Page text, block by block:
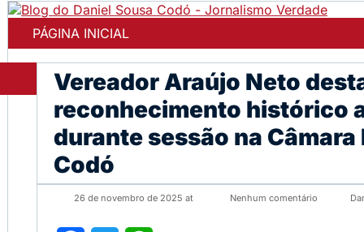
PÁGINA INICIAL
Vereador Araújo Neto
reconhecimento histórico
durante sessão na
Codó
26 de novembro de 2025 at Nenhum comentário